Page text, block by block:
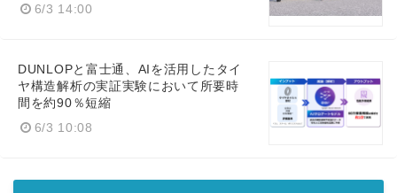
6/3 14:00
DUNLOPと富士通、AIを活用したタイ
ヤ構造解析の実証実験において所要時
間を約90％短縮
6/3 10:08